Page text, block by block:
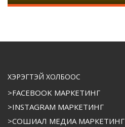
ХЭРЭГТЭЙ ХОЛБООС
>FACEBOOK МАРКЕТИНГ
>INSTAGRAM МАРКЕТИНГ
>СОШИАЛ МЕДИА МАРКЕТИНГ